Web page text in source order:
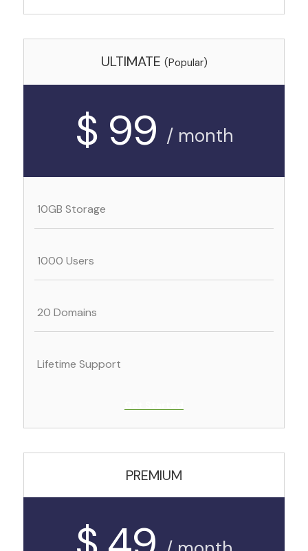
ULTIMATE (Popular)
$ 99 / month
10GB Storage
1000 Users
20 Domains
Lifetime Support
PREMIUM